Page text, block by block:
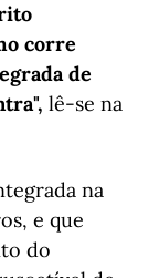
corre
de
lê-se na
na
e que
do